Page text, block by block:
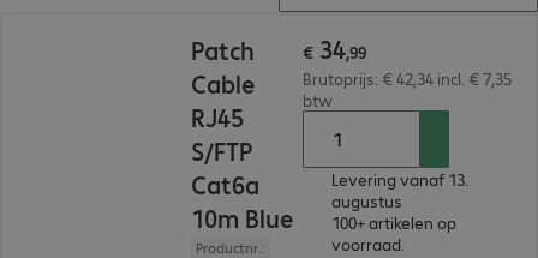
Patch
Cable
RJ45
S/FTP
Cat6a
10m Blue
Productnr.:
€ 34,99
Brutoprijs: € 42,34 incl. € 7,35
btw
Levering vanaf 13.
augustus
100+ artikelen op
voorraad.